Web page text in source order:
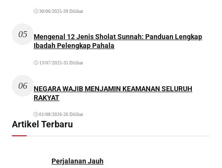
30/06/2025 •39 Dilihat
05
Mengenal 12 Jenis Sholat Sunnah: Panduan Lengkap
Ibadah Pelengkap Pahala
13/07/2025 •35 Dilihat
06
NEGARA WAJIB MENJAMIN KEAMANAN SELURUH
RAKYAT
01/08/2026•26 Dilihat
Artikel Terbaru
Perjalanan Jauh